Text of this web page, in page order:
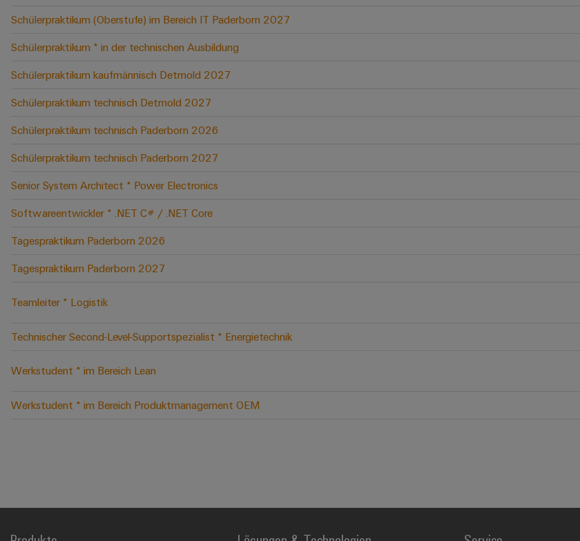
Schülerpraktikum (Oberstufe) im Bereich IT Paderborn 2027
Schülerpraktikum * in der technischen Ausbildung
Schülerpraktikum kaufmännisch Detmold 2027
Schülerpraktikum technisch Detmold 2027
Schülerpraktikum technisch Paderborn 2026
Schülerpraktikum technisch Paderborn 2027
Senior System Architect * Power Electronics
Softwareentwickler * .NET C# / .NET Core
Tagespraktikum Paderborn 2026
Tagespraktikum Paderborn 2027
Teamleiter * Logistik
Technischer Second-Level-Supportspezialist * Energietechnik
Werkstudent * im Bereich Lean
Werkstudent * im Bereich Produktmanagement OEM